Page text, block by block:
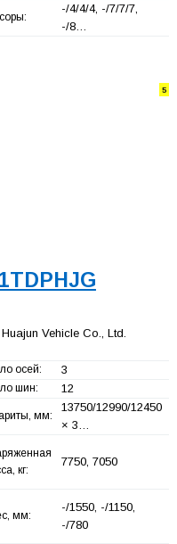
-/4/4/4, -/7/7/7,
-/8…
5
Vehicle Co., Ltd.
осей: 3
шин: 12
мм:
13750/12990/12450
× 3…
кг:
7750, 7050
мм:
-/1550, -/1150,
-/780